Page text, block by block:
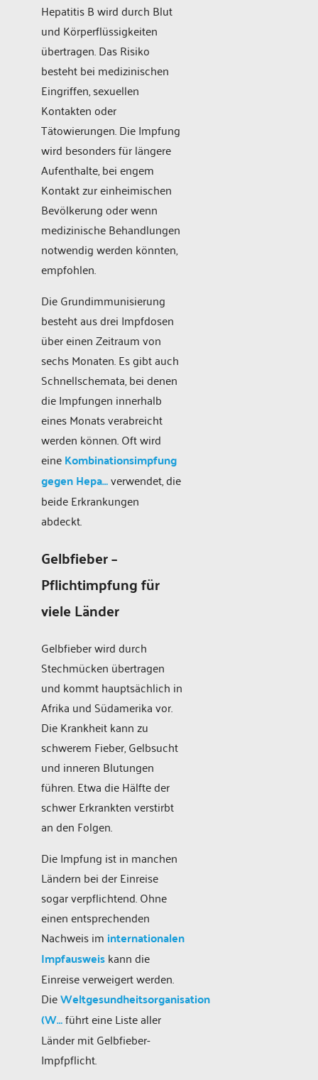
Hepatitis B wird durch Blut
und Körperflüssigkeiten
übertragen. Das Risiko
besteht bei medizinischen
Eingriffen, sexuellen
Kontakten oder
Tätowierungen. Die Impfung
wird besonders für längere
Aufenthalte, bei engem
Kontakt zur einheimischen
Bevölkerung oder wenn
medizinische Behandlungen
notwendig werden könnten,
empfohlen.
Die Grundimmunisierung
besteht aus drei Impfdosen
über einen Zeitraum von
sechs Monaten. Es gibt auch
Schnellschemata, bei denen
die Impfungen innerhalb
eines Monats verabreicht
werden können. Oft wird
eineKombinationsimpfung
gegen Hepa…verwendet, die
beide Erkrankungen
abdeckt.
Gelbfieber –
Pflichtimpfung für
viele Länder
Gelbfieber wird durch
Stechmücken übertragen
und kommt hauptsächlich in
Afrika und Südamerika vor.
Die Krankheit kann zu
schwerem Fieber, Gelbsucht
und inneren Blutungen
führen. Etwa die Hälfte der
schwer Erkrankten verstirbt
an den Folgen.
Die Impfung ist in manchen
Ländern bei der Einreise
sogar verpflichtend. Ohne
einen entsprechenden
Nachweis im internationalen
Impfausweiskann die
Einreise verweigert werden.
DieWeltgesundheitsorganisation
(W…führt eine Liste aller
Länder mit Gelbfieber-
Impfpflicht.